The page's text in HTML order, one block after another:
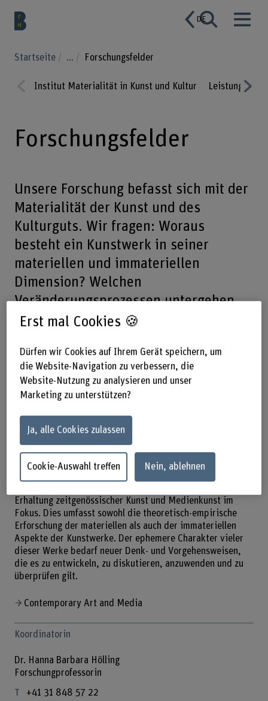
DE
Startseite ... Forschungsfelder
ious
Institut Materialität in Kunst und Kultur
Forschungsfelder
Unsere Forschung befasst sich mit der
Materialität der Kunst und des
Kulturguts. Wir fragen: Woraus
besteht ein Kunstwerk in seiner
materiellen und immateriellen
Dimension? Welchen
Veränderungsprozessen untergehen
Kunstwerke und welche Folgen
der Werke? Welche Geschichten
erzählt uns die Materialität der Werke,
wie kann dieses Wissen verstanden,
erhalten und vermittelt werden?
Contemporary Art and Media
Erhaltung zeitgenössischer Kunst und Medienkunst im
Fokus. Dies umfasst sowohl die theoretisch-empirische
Erforschung der materiellen als auch der immateriellen
Aspekte der Kunstwerke. Der ephemere Charakter vieler
dieser Werke bedarf neuer Denk- und Vorgehensweisen,
die es zu entwickeln, zu diskutieren, anzuwenden und zu
überprüfen gilt.
Contemporary Art and Media
Koordinatorin
Dr. Hanna Barbara Hölling
Forschungprofessorin
+41 31 848 57 22
Erst mal Cookies 🍪
Dürfen wir Cookies auf Ihrem Gerät speichern, um
die Website-Navigation zu verbessern, die
Website-Nutzung zu analysieren und unser
Marketing zu unterstützen?
Ja, alle Cookies zulassen
Cookie-Auswahl treffen Nein, ablehnen